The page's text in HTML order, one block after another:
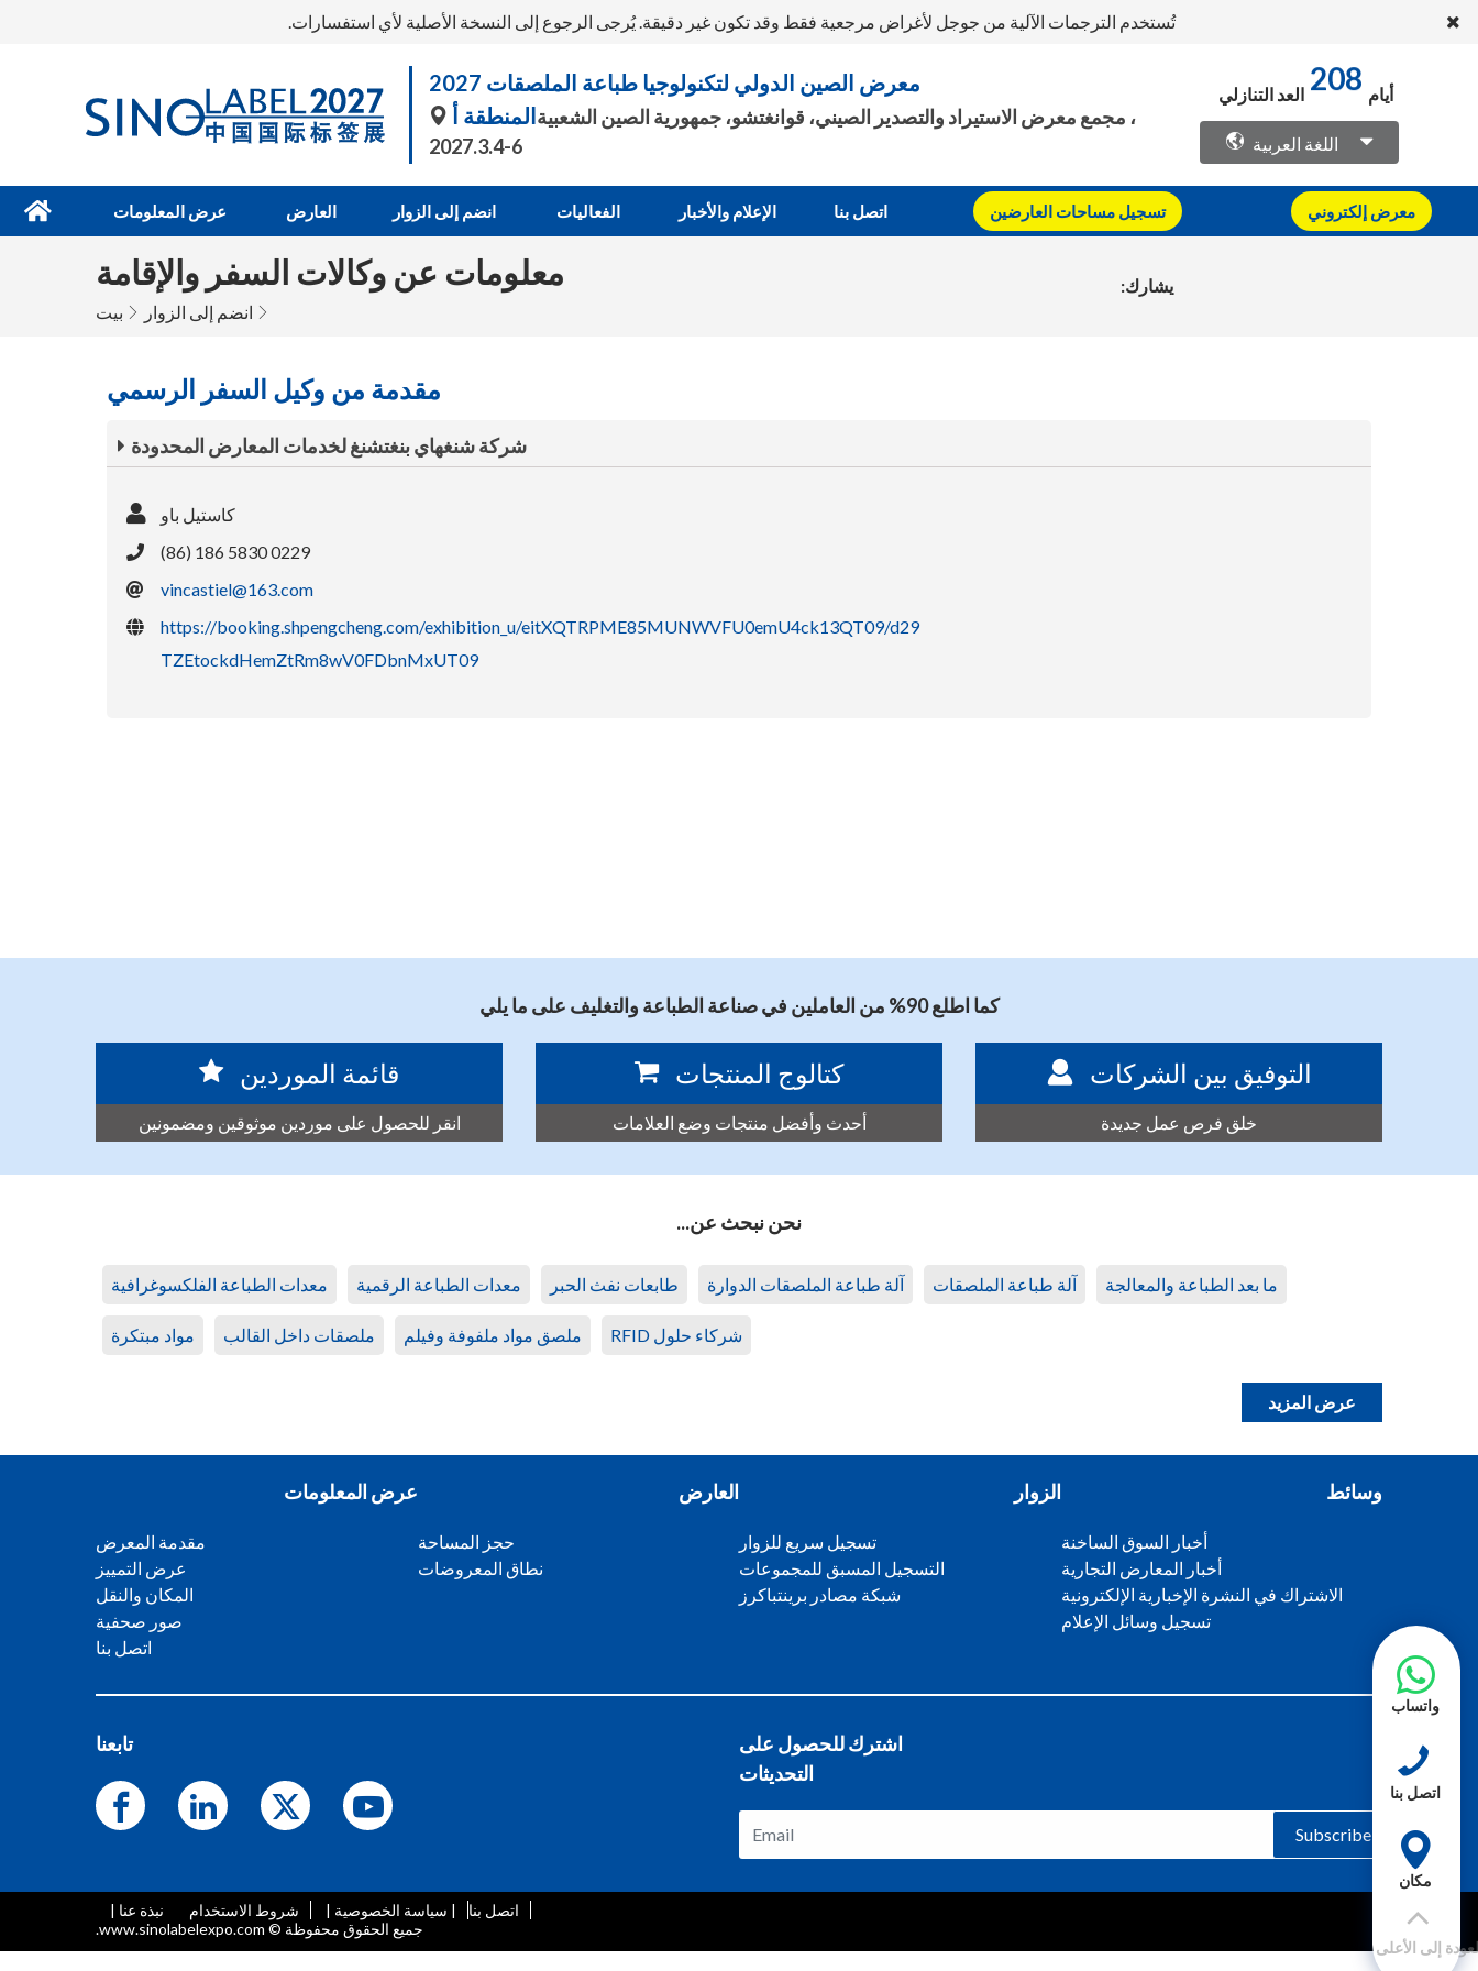
تُستخدم الترجمات الآلية من جوجل لأغراض مرجعية فقط وقد تكون غير دقيقة. يُرجى الرجوع إلى النسخة الأصلية لأي استفسارات.
معرض الصين الدولي لتكنولوجيا طباعة الملصقات 2027
المنطقة أ، مجمع معرض الاستيراد والتصدير الصيني، قوانغتشو، جمهورية الصين الشعبية
2027.3.4-6
العد التنازلي 208 أيام
اللغة العربية
عرض المعلومات العارض انضم إلى الزوار الفعاليات الإعلام والأخبار اتصل بنا تسجيل مساحات العارضين معرض إلكتروني
معلومات عن وكالات السفر والإقامة
بيت انضم إلى الزوار
يشارك:
مقدمة من وكيل السفر الرسمي
شركة شنغهاي بنغتشنغ لخدمات المعارض المحدودة
كاستيل باو
(86) 186 5830 0229
vincastiel@163.com
https://booking.shpengcheng.com/exhibition_u/eitXQTRPME85MUNWVFU0emU4ck13QT09/d29
TZEtockdHemZtRm8wV0FDbnMxUT09
كما اطلع 90% من العاملين في صناعة الطباعة والتغليف على ما يلي
قائمة الموردين
انقر للحصول على موردين موثوقين ومضمونين
كتالوج المنتجات
أحدث وأفضل منتجات وضع العلامات
التوفيق بين الشركات
خلق فرص عمل جديدة
نحن نبحث عن...
معدات الطباعة الفلكسوغرافية معدات الطباعة الرقمية طابعات نفث الحبر آلة طباعة الملصقات الدوارة آلة طباعة الملصقات ما بعد الطباعة والمعالجة
مواد مبتكرة ملصقات داخل القالب ملصق مواد ملفوفة وفيلم شركاء حلول RFID
عرض المزيد
عرض المعلومات
مقدمة المعرض
عرض التمييز
المكان والنقل
صور صحفية
اتصل بنا
العارض
حجز المساحة
نطاق المعروضات
الزوار
تسجيل سريع للزوار
التسجيل المسبق للمجموعات
شبكة مصادر برينتباكرز
وسائط
أخبار السوق الساخنة
أخبار المعارض التجارية
الاشتراك في النشرة الإخبارية الإلكترونية
تسجيل وسائل الإعلام
تابعنا
اشترك للحصول على
التحديثات
Subscribe
نبذة عنا | شروط الاستخدام | سياسة الخصوصية |
اتصل بنا
جميع الحقوق محفوظة © www.sinolabelexpo.com.
واتساب
اتصل بنا
مكان
إلى الأعلى